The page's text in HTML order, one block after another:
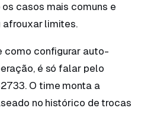
casos mais comuns e
afrouxar limites.
como configurar auto-
é só falar pelo
O time monta a
no histórico de trocas